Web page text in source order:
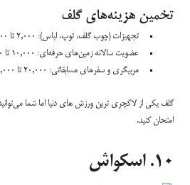
تخمین هزینه‌های گلف
تجهیزات (چوب گلف، توپ، لباس): ۲,۰۰۰ تا ۵,۰۰۰ دلار
عضویت سالانه زمین‌های حرفه‌ای: ۱۰,۰۰۰ تا ۱۰۰,۰۰۰ دلار
مربیگری و سفرهای مسابقاتی: ۲۰,۰۰۰ تا ۵۰,۰۰۰ دلار در سال
گلف یکی از لاکچری ترین ورزش های دنیا اما شما
امتحان کنید.
۱۰. اسکواش